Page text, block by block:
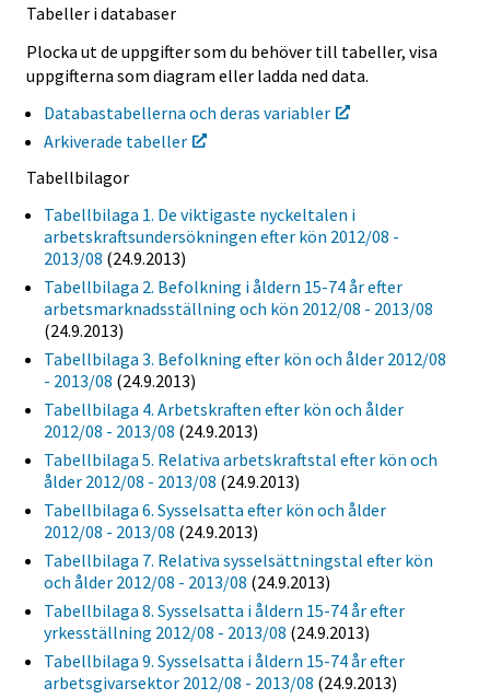
Tabeller i databaser
Plocka ut de uppgifter som du behöver till tabeller, visa
uppgifterna som diagram eller ladda ned data.
Databastabellerna och deras variabler
Arkiverade tabeller
Tabellbilagor
Tabellbilaga 1. De viktigaste nyckeltalen i
arbetskraftsundersökningen efter kön 2012/08 -
2013/08 (24.9.2013)
Tabellbilaga 2. Befolkning i åldern 15-74 år efter
arbetsmarknadsställning och kön 2012/08 - 2013/08
(24.9.2013)
Tabellbilaga 3. Befolkning efter kön och ålder 2012/08
- 2013/08 (24.9.2013)
Tabellbilaga 4. Arbetskraften efter kön och ålder
2012/08 - 2013/08 (24.9.2013)
Tabellbilaga 5. Relativa arbetskraftstal efter kön och
ålder 2012/08 - 2013/08 (24.9.2013)
Tabellbilaga 6. Sysselsatta efter kön och ålder
2012/08 - 2013/08 (24.9.2013)
Tabellbilaga 7. Relativa sysselsättningstal efter kön
och ålder 2012/08 - 2013/08 (24.9.2013)
Tabellbilaga 8. Sysselsatta i åldern 15-74 år efter
yrkesställning 2012/08 - 2013/08 (24.9.2013)
Tabellbilaga 9. Sysselsatta i åldern 15-74 år efter
arbetsgivarsektor 2012/08 - 2013/08 (24.9.2013)